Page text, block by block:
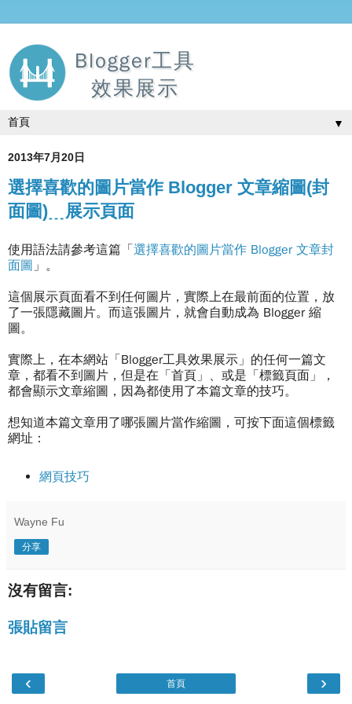
Blogger工具
效果展示
▼
2013年7月20日
選擇喜歡的圖片當作 Blogger 文章縮圖(封
面圖)﹍展示頁面
使用語法請參考這篇「選擇喜歡的圖片當作 Blogger 文章封
面圖 」。
這個展示頁面看不到任何圖片，實際上在最前面的位置，放
了一張隱藏圖片。而這張圖片，就會自動成為 Blogger 縮
圖。
實際上，在本網站「Blogger工具效果展示」的任何一篇文
章，都看不到圖片，但是在「首頁」、或是「標籤頁面」，
都會顯示文章縮圖，因為都使用了本篇文章的技巧。
想知道本篇文章用了哪張圖片當作縮圖，可按下面這個標籤
網址：
網頁技巧
Wayne Fu
分享
沒有留言:
張貼留言
‹ ›
首頁